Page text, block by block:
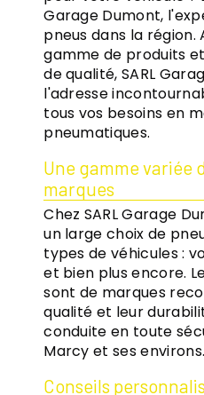
Garage Dumont,
pneus dans la région.
gamme de produits
de qualité, SARL
l'adresse
tous vos besoins en
pneumatiques.
Une gamme variée
marques
Chez SARL Garage
un large choix de
types de véhicules :
et bien plus encore.
sont de marques
qualité et leur
conduite en toute
Marcy et ses environs.
Conseils